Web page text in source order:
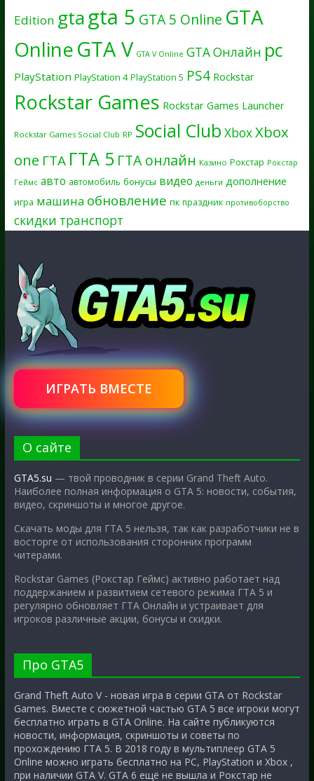
Edition gtagta 5 GTA 5 Online GTA
OnlineGTA V GTA V Online GTA Онлайн pc
PlayStation PlayStation 4 PlayStation 5 PS4 Rockstar
Rockstar Games Rockstar Games Launcher
Rockstar Games Social Club RP Social Club XboxXbox
one ГТА ГТА 5 ГТА онлайн Казино Рокстар Рокстар
Геймс авто автомобиль бонусы видео деньги дополнение
игра машина обновление пк праздник противоборство
скидки транспорт
ИГРАТЬ ВМЕСТЕ
О сайте
GTA5.su — твой проводник в серии Grand Theft Auto.
Наиболее полная информация о GTA 5: новости, события,
видео, скриншоты и многое другое.
Скачать моды для ГТА 5 нельзя, так как разработчики не в
восторге от использования сторонних программ
читерами.
Rockstar Games (Рокстар Геймс) активно работает над
поддержанием и развитием сетевого режима ГТА 5 и
регулярно обновляет ГТА Онлайн и устраивает для
игроков различные акции, бонусы и скидки.
Про GTA5
Grand Theft Auto V - новая игра в серии GTA от Rockstar
Games. Вместе с сюжетной частью GTA 5 все игроки могут
бесплатно играть в GTA Online. На сайте публикуются
новости, информация, скриншоты и советы по
прохождению ГТА 5. В 2018 году в мультиплеер GTA 5
Online можно играть бесплатно на PC, PlayStation и Xbox ,
при наличии GTA V. GTA 6 ещё не вышла и Рокстар не